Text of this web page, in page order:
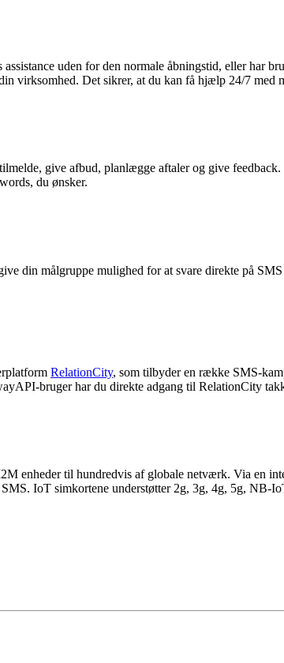
uden for den normale åbningstid, eller har
virksomhed. Det sikrer, at du kan få hjælp 24/7 med
give afbud, planlægge aftaler og give
du ønsker.
din målgruppe mulighed for at svare direkte på
RelationCity, som tilbyder en række SMS-
bruger har du direkte adgang til RelationCity
enheder til hundredvis af globale netværk. Via en
IoT simkortene understøtter 2g, 3g, 4g, 5g, NB-